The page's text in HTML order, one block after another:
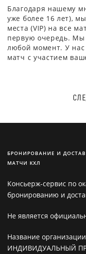
Благодаря нашему
уже более 16 лет),
места (VIP) на все
первую очередь.
любой момент. У нас
матч с участием
БРОНИРОВАНИЕ И
МАТЧИ КХЛ
Консьерж-сервис по
бронированию и
Не является
Название организации
ИНДИВИДУАЛЬНЫЙ